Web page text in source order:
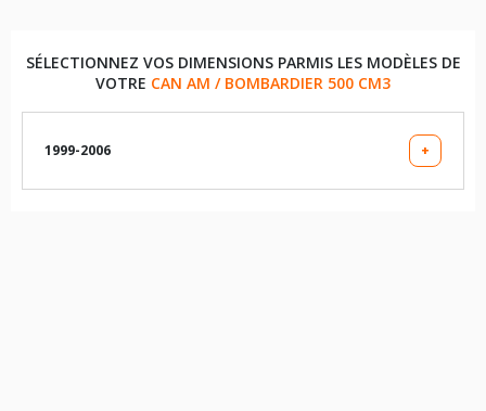
SÉLECTIONNEZ VOS DIMENSIONS PARMIS LES MODÈLES DE
VOTRE CAN AM / BOMBARDIER 500 CM3
1999-2006
+